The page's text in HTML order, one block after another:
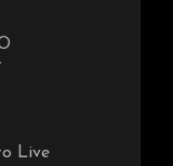
Live